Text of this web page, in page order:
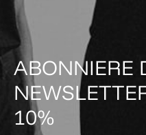
ABONNIERE
10%